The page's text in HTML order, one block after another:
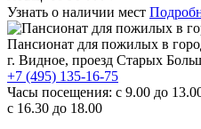
Узнать о наличии мест
Пансионат для пожилых в
г. Видное, проезд Старых
+7 (495) 135-16-75
Часы посещения: с 9.00 до
с 16.30 до 18.00